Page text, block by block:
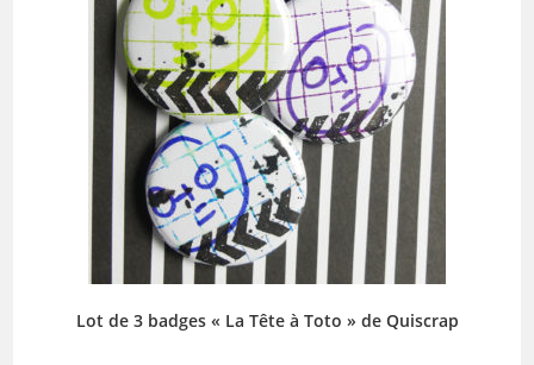
Lot de 3 badges « La Tête à Toto » de Quiscrap